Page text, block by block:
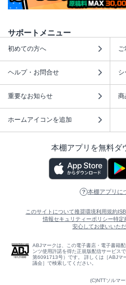
サポートメニュー
初めての方へ
ヘルプ・お問合せ シ
重要なお知らせ 商
ホームアイコンを追加
本棚アプリを無料ダ
本棚アプリに
このサイトについて推奨環境利用規約
情報セキュリティーポリシー特定
安心してお使いいた
ABJマークは、この電子書店・電子書籍
ンツ使用許諾を得た正規版配信サービス
第6091713号）です。 詳しくは［ABJマ
議会］で検索してください。
(C)NTTソルマー